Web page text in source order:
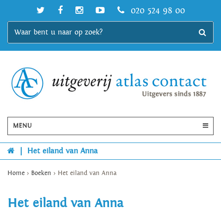
020 524 98 00
MENU
Het eiland van Anna
Home > Boeken > Het eiland van Anna
Het eiland van Anna